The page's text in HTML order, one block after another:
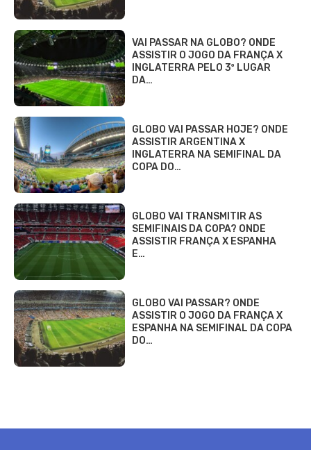
VAI PASSAR NA GLOBO? ONDE
ASSISTIR O JOGO DA FRANÇA X
INGLATERRA PELO 3º LUGAR
DA…
GLOBO VAI PASSAR HOJE? ONDE
ASSISTIR ARGENTINA X
INGLATERRA NA SEMIFINAL DA
COPA DO…
GLOBO VAI TRANSMITIR AS
SEMIFINAIS DA COPA? ONDE
ASSISTIR FRANÇA X ESPANHA
E…
GLOBO VAI PASSAR? ONDE
ASSISTIR O JOGO DA FRANÇA X
ESPANHA NA SEMIFINAL DA COPA
DO…